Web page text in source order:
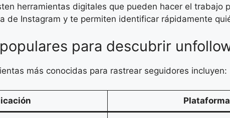
herramientas digitales que pueden hacer el trabajo
de Instagram y te permiten identificar rápidamente
para descubrir
más conocidas para rastrear seguidores incluyen:
Plataforma